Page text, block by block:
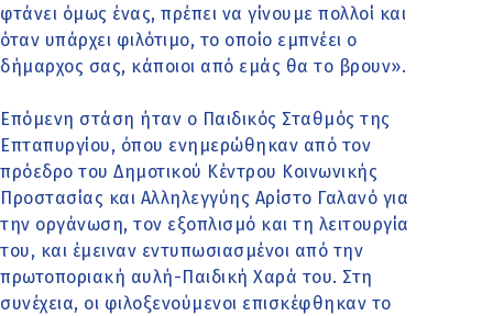
φτάνει όμως ένας, πρέπει να γίνουμε πολλοί και
όταν υπάρχει φιλότιμο, το οποίο εμπνέει ο
δήμαρχος σας, κάποιοι από εμάς θα το βρουν».
Επόμενη στάση ήταν ο Παιδικός Σταθμός της
Επταπυργίου, όπου ενημερώθηκαν από τον
πρόεδρο του Δημοτικού Κέντρου Κοινωνικής
Προστασίας και Αλληλεγγύης Αρίστο Γαλανό για
την οργάνωση, τον εξοπλισμό και τη λειτουργία
του, και έμειναν εντυπωσιασμένοι από την
πρωτοποριακή αυλή-Παιδική Χαρά του. Στη
συνέχεια, οι φιλοξενούμενοι επισκέφθηκαν το